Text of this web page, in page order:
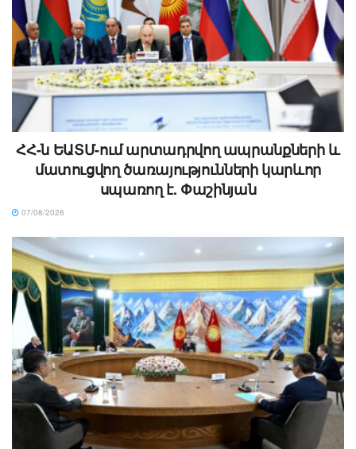
ՀՀ-ն ԵԱՏՄ-ում արտադրվող ապրանքների և
մատուցվող ծառայությունների կարևոր
սպառող է. Փաշինյան
07/08/2026